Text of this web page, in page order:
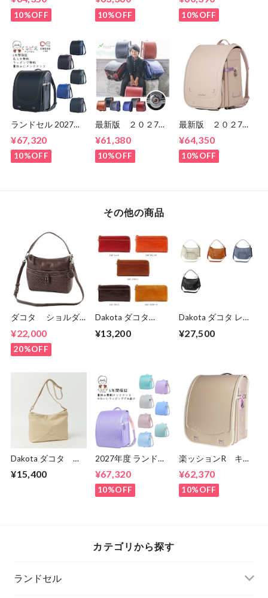
量 超ピカ スピー
ドライン ランドセ
ル 男の子
ト
10%OFF
ート スウィーツ
CB24G02 女の
子 セイバンのラン
証 送料無料
10%OFF
CB24G02 女の
子 セイバンのラン
ドセル ６年間保
10%OFF
ランドセル 2027年
ンク くるピタラン
ドセル 1kh8680k
¥67,320
10%OFF
最新版 ２０２7
タ 超ピカ レイン
ボースパーク 1KR
6620C 男の子 マ
¥61,380
10%OFF
最新版 ２０２7
タ 超ピタ マカロ
ンマジック
1KK6654K 女の
¥64,350
10%OFF
その他の商品
ダコタ ショルダ
革 レディース DA-
1034131
¥22,000
20%OFF
Dakota ダコタ
長財布 財布 レディ
¥13,200
Dakota ダコタ レデ
ショルダーバッグ
¥27,500
Dakota ダコタ ボ
ーバッグ 1034910
¥15,400
2027年度 ランドセ
ィスイーツ 2027 く
るピタランドセル
くるぴた
¥67,320
10%OFF
楽ッションR キラ
セル 水野鞄 女の
子 90001 ６年
間保証 送料無料
¥62,370
10%OFF
カテゴリから探す
ランドセル